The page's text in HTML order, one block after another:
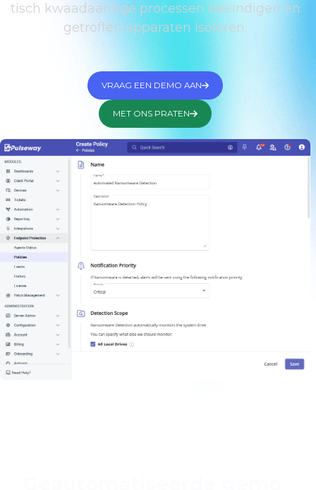
tisch kwaadaardige processen beëindigen en
getroffen apparaten isoleren.
VRAAG EEN DEMO AAN
MET ONS PRATEN